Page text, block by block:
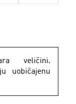
veličini.
uobičajenu